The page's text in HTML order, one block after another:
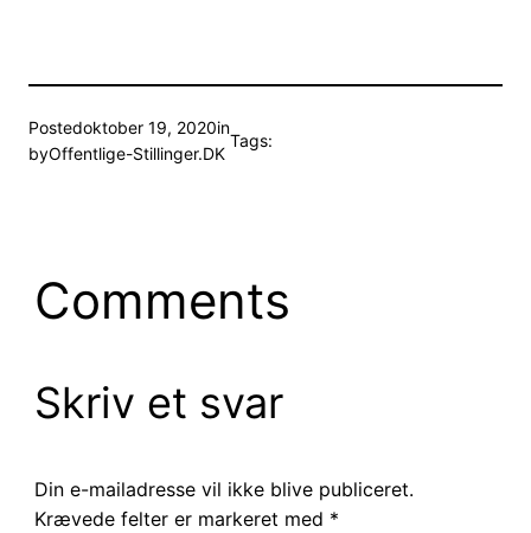
Postedoktober 19, 2020in
byOffentlige-Stillinger.DK
Tags:
Comments
Skriv et svar
Din e-mailadresse vil ikke blive publiceret.
Krævede felter er markeret med *